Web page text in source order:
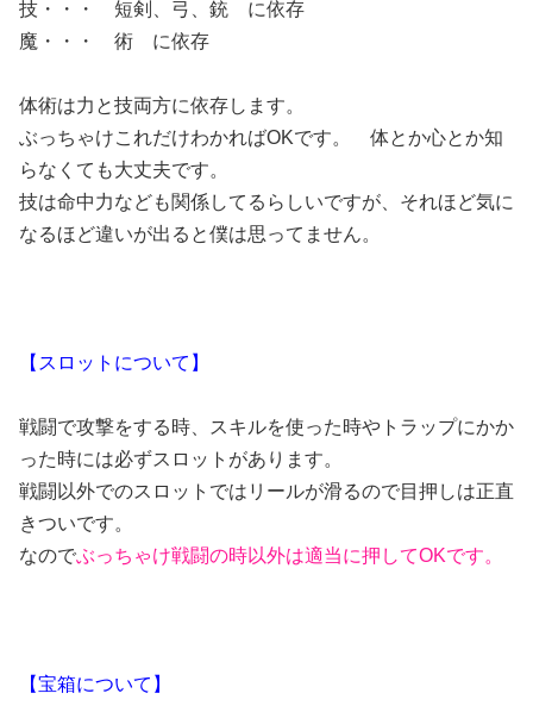
技・・・ 短剣、弓、銃 に依存
魔・・・ 術 に依存
体術は力と技両方に依存します。
ぶっちゃけこれだけわかればOKです。 体とか心とか知
らなくても大丈夫です。
技は命中力なども関係してるらしいですが、それほど気に
なるほど違いが出ると僕は思ってません。
【スロットについて】
戦闘で攻撃をする時、スキルを使った時やトラップにかか
った時には必ずスロットがあります。
戦闘以外でのスロットではリールが滑るので目押しは正直
きついです。
なのでぶっちゃけ戦闘の時以外は適当に押してOKです。
【宝箱について】